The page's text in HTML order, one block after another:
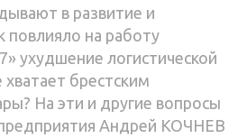
в развитие и
на работу
ухудшение логистической
хватает брестским
На эти и другие вопросы
Андрей КОЧНЕВ